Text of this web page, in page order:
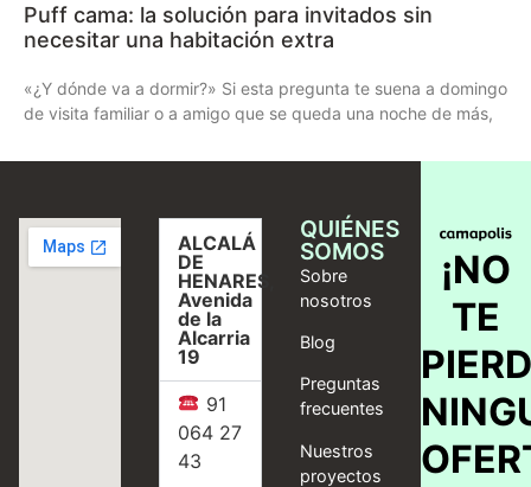
Puff cama: la solución para invitados sin
necesitar una habitación extra
«¿Y dónde va a dormir?» Si esta pregunta te suena a domingo
de visita familiar o a amigo que se queda una noche de más,
ALCALÁ
DE
HENARES,
Avenida
de la
Alcarria
19
91
064 27
43
QUIÉNES
SOMOS
Sobre
nosotros
Blog
Preguntas
frecuentes
Nuestros
proyectos
¡NO
TE